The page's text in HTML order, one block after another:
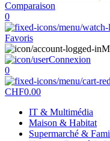
Comparaison
0
Favoris
Connexion
0
CHF0.00
IT & Multimédia
Maison & Habitat
Supermarché &